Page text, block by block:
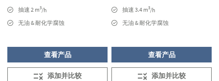
抽速 2 m3/h
无油 & 耐化学腐蚀
查看产品
添加并比较
抽速 3.4 m3/h
无油 & 耐化学腐蚀
查看产品
添加并比较